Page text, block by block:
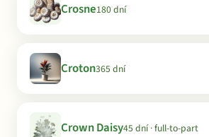
Crosne180 dní
Croton365 dní
Crown Daisy45 dní · full-to-part